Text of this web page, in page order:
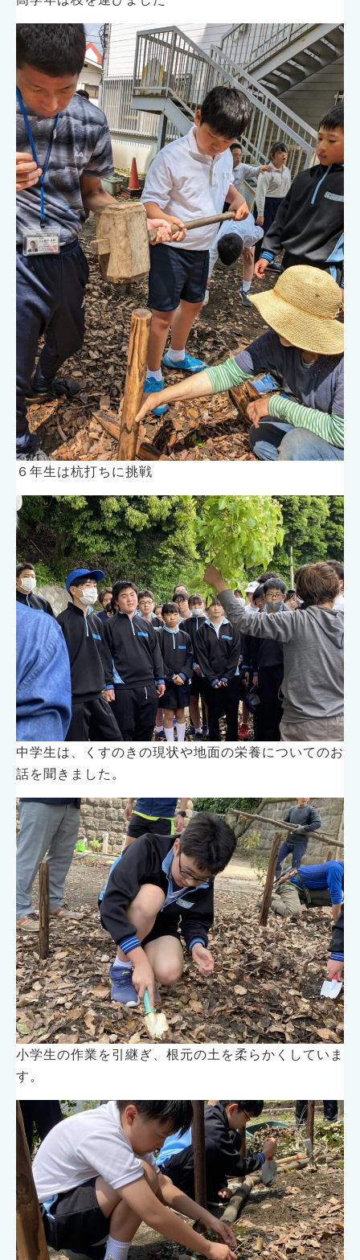
６年生は杭打ちに挑戦
中学生は、くすのきの現状や地面の栄養についてのお
話を聞きました。
小学生の作業を引継ぎ、根元の土を柔らかくしていま
す。